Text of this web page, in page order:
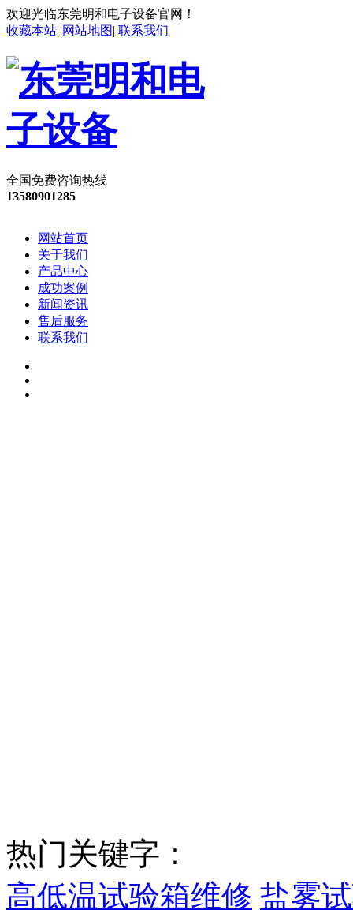
欢迎光临东莞明和电子设备官网！
收藏本站| 网站地图| 联系我们
全国免费咨询热线
13580901285
网站首页
关于我们
产品中心
成功案例
新闻资讯
售后服务
联系我们
热门关键字：
高低温试验箱维修 盐雾